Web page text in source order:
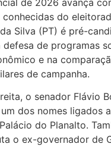
do
Silva (PT) é pré-
de programas
e na
de campanha.
o senador Flávio
dos nomes ligados
do Planalto.
o ex-governador de